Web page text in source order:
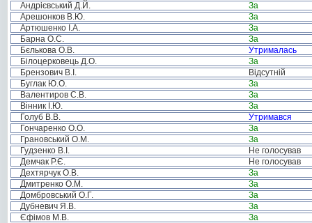
Андрієвський Д.Й.
За
Арешонков В.Ю.
За
Артюшенко І.А.
За
Барна О.С.
За
Бєлькова О.В.
Утрималась
Білоцерковець Д.О.
За
Брензович В.І.
Відсутній
Буглак Ю.О.
За
Валентиров С.В.
За
Вінник І.Ю.
За
Голуб В.В.
Утримався
Гончаренко О.О.
За
Грановський О.М.
За
Гудзенко В.І.
Не голосував
Демчак Р.Є.
Не голосував
Дехтярчук О.В.
За
Дмитренко О.М.
За
Домбровський О.Г.
За
Дубневич Я.В.
За
Єфімов М.В.
За